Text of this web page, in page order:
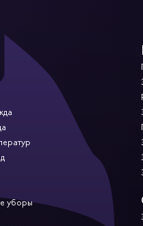
уборы